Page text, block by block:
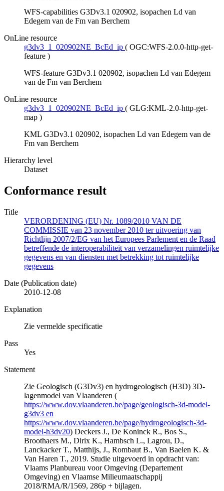
WFS-capabilities G3Dv3.1 020902, isopachen Ld van
Edegem van de Fm van Berchem
OnLine resource
g3dv3_1_020902NE_BcEd_ip ( OGC:WFS-2.0.0-http-get-
feature )
WFS-feature G3Dv3.1 020902, isopachen Ld van Edegem
van de Fm van Berchem
OnLine resource
g3dv3_1_020902NE_BcEd_ip ( GLG:KML-2.0-http-get-
map )
KML G3Dv3.1 020902, isopachen Ld van Edegem van de
Fm van Berchem
Hierarchy level
Dataset
Conformance result
Title
VERORDENING (EU) Nr. 1089/2010 VAN DE
COMMISSIE van 23 november 2010 ter uitvoering van
Richtlijn 2007/2/EG van het Europees Parlement en de Raad
betreffende de interoperabiliteit van verzamelingen ruimtelijke
gegevens en van diensten met betrekking tot ruimtelijke
gegevens
Date (Publication date)
2010-12-08
Explanation
Zie vermelde specificatie
Pass
Yes
Statement
Zie Geologisch (G3Dv3) en hydrogeologisch (H3D) 3D-
lagenmodel van Vlaanderen (
https://www.dov.vlaanderen.be/page/geologisch-3d-model-
g3dv3 en
https://www.dov.vlaanderen.be/page/hydrogeologisch-3d-
model-h3dv20) Deckers J., De Koninck R., Bos S.,
Broothaers M., Dirix K., Hambsch L., Lagrou, D.,
Lanckacker T., Matthijs, J., Rombaut B., Van Baelen K. &
Van Haren T., 2019. Studie uitgevoerd in opdracht van:
Vlaams Planbureau voor Omgeving (Departement
Omgeving) en Vlaamse Milieumaatschappij
2018/RMA/R/1569, 286p + bijlagen.